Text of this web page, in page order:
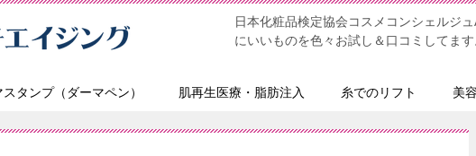
日本化粧品検定協会コスメコンシェルジ
にいいものを色々お試し＆口コミしてます
タンプ（ダーマペン） 肌再生医療・脂肪注入 糸でのリフト 美